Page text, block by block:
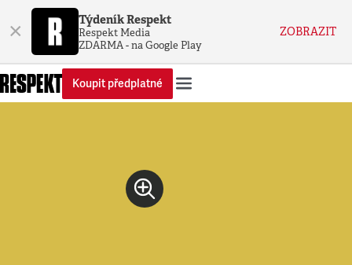
× Týdeník Respekt
Respekt Media
ZDARMA - na Google Play
ZOBRAZIT
Koupit předplatné